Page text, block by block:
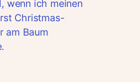
wenn ich meinen
Christmas-
am Baum